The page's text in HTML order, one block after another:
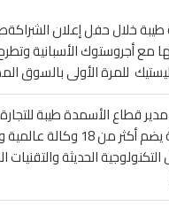
خلال حفل إعلان
للمرة الأولى بالسوق
قطاع الأسمدة طيبة
قطاع الأسمدة في طيبة يضم أكثر
الحديثة والتقنيات